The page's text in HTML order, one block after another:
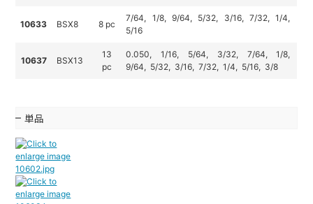
10633 BSX8 8 pc
7/64, 1/8, 9/64, 5/32, 3/16, 7/32, 1/4,
5/16
10637 BSX13
13
pc
0.050, 1/16, 5/64, 3/32, 7/64, 1/8,
9/64, 5/32, 3/16, 7/32, 1/4, 5/16, 3/8
単品